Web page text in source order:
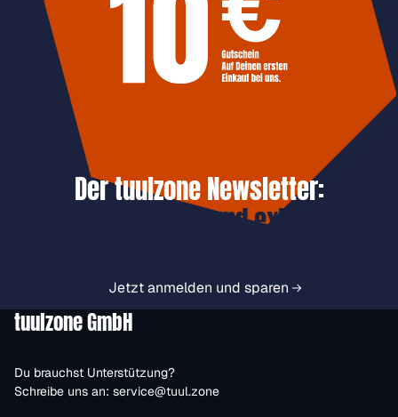
Der tuulzone Newsletter:
Jetzt anmelden und exklusive
Jetzt anmelden und sparen
tuulzone GmbH
Du brauchst Unterstützung?
Schreibe uns an: service@tuul.zone